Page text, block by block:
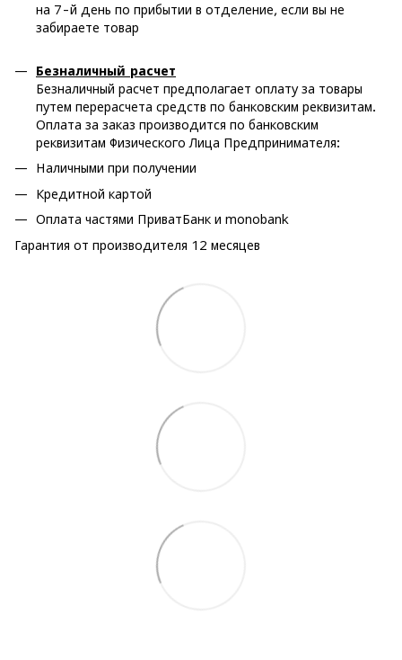
на 7-й день по прибытии в отделение, если вы не
забираете товар
Безналичный расчет
Безналичный расчет предполагает оплату за товары
путем перерасчета средств по банковским реквизитам.
Оплата за заказ производится по банковским
реквизитам Физического Лица Предпринимателя:
Наличными при получении
Кредитной картой
Оплата частями ПриватБанк и monobank
Гарантия от производителя 12 месяцев